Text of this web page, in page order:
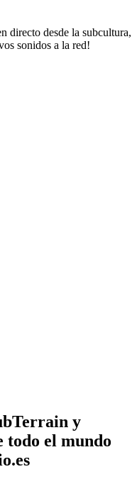
directo desde la subcultura,
sonidos a la red!
y
todo el mundo